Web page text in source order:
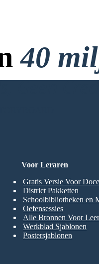
40
Geen
Voor Leraren
Gratis Versie Voor
District Pakketten
Schoolbibliotheken en
Oefensessies
Alle Bronnen Voor
Werkblad Sjablonen
Postersjablonen